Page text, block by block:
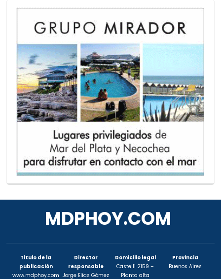
MDPHOY.COM
Titulo de la
publicación
www.mdphoy.com
Director
responsable
Jorge Elías Gómez
Domicilio legal
Castelli 2159 –
Planta alta
Provincia
Buenos Aires